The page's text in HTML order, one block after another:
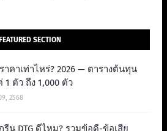
FEATURED SECTION
าคาเท่าไหร่? 2026 — ตารางต้นทุน
1 ตัว ถึง 1,000 ตัว
2568